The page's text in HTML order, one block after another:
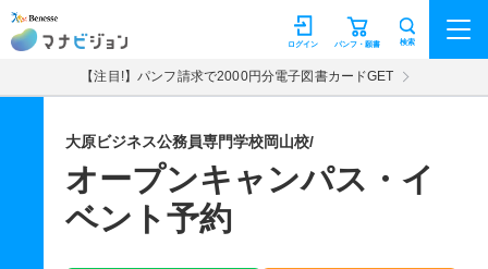
マナビジョン パンフ・願書
ログイン 検索
【注目!】パンフ請求で2000円分電子図書カードGET
大原ビジネス公務員専門学校岡山校/
オープンキャンパス・イ
ベント予約